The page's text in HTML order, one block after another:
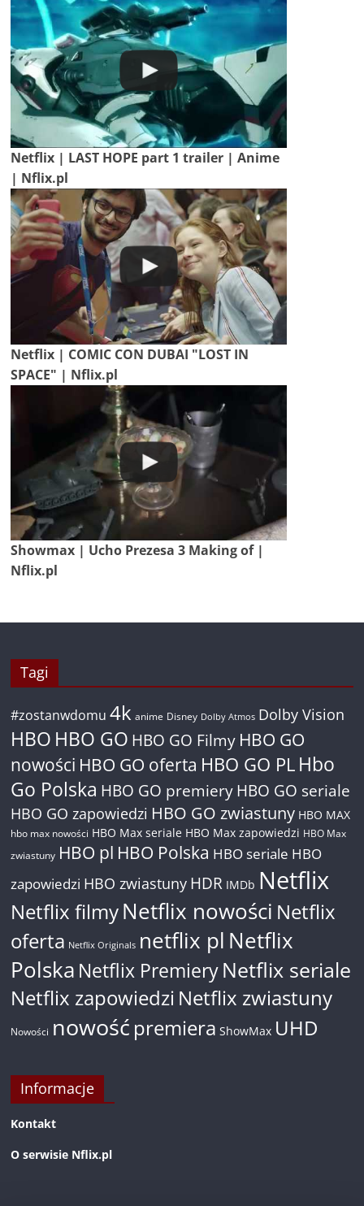
Netflix | LAST HOPE part 1 trailer | Anime
| Nflix.pl
Netflix | COMIC CON DUBAI "LOST IN
SPACE" | Nflix.pl
Showmax | Ucho Prezesa 3 Making of |
Nflix.pl
Tagi
#zostanwdomu 4k anime Disney Dolby Atmos Dolby Vision
HBO HBO GO HBO GO Filmy HBO GO
nowości HBO GO oferta HBO GO PL Hbo
Go Polska HBO GO premiery HBO GO seriale
HBO GO zapowiedzi HBO GO zwiastuny HBO MAX
hbo max nowości HBO Max seriale HBO Max zapowiedzi HBO Max
zwiastuny HBO pl HBO Polska HBO seriale HBO
zapowiedzi HBO zwiastuny HDR IMDb Netflix
Netflix filmyNetflix nowości Netflix
oferta Netflix Originals netflix pl Netflix
Polska Netflix PremieryNetflix seriale
Netflix zapowiedzi Netflix zwiastuny
Nowości nowość premiera ShowMax UHD
Informacje
Kontakt
O serwisie Nflix.pl